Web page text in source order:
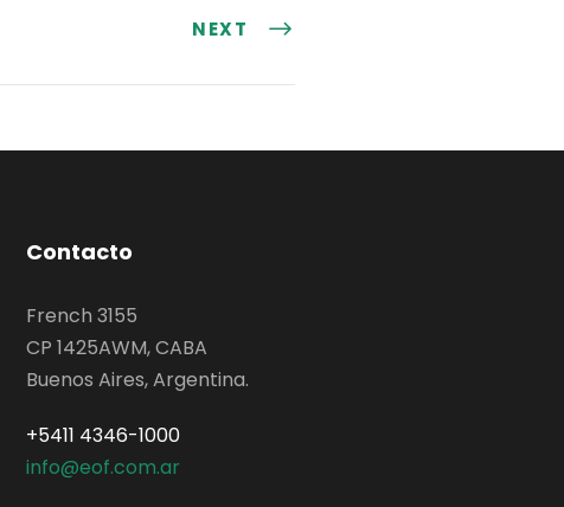
NEXT
Contacto
French 3155
CP 1425AWM, CABA
Buenos Aires, Argentina.
+5411 4346-1000
info@eof.com.ar